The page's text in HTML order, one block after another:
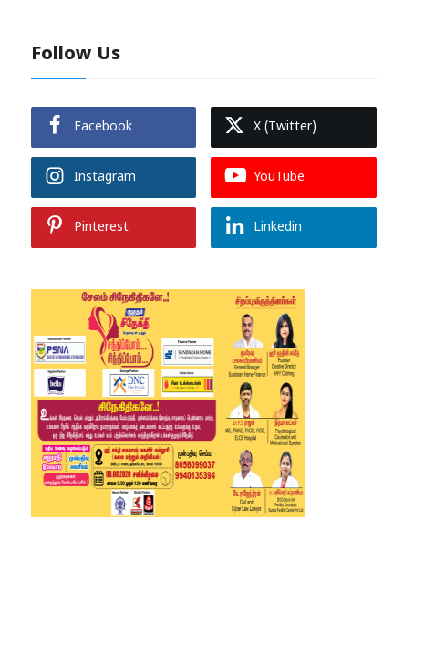
Follow Us
Facebook X (Twitter)
Instagram YouTube
Pinterest Linkedin